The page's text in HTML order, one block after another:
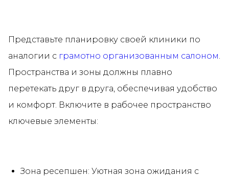
Представьте планировку своей клиники по
аналогии с грамотно организованным салоном.
Пространства и зоны должны плавно
перетекать друг в друга, обеспечивая удобство
и комфорт. Включите в рабочее пространство
ключевые элементы:
Зона ресепшен: Уютная зона ожидания с